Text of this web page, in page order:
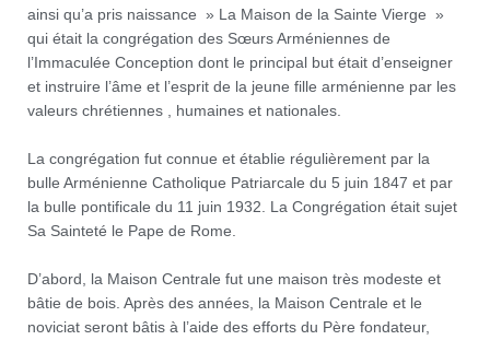
ainsi qu’a pris naissance » La Maison de la Sainte Vierge »
qui était la congrégation des Sœurs Arméniennes de
l’Immaculée Conception dont le principal but était d’enseigner
et instruire l’âme et l’esprit de la jeune fille arménienne par les
valeurs chrétiennes , humaines et nationales.
La congrégation fut connue et établie régulièrement par la
bulle Arménienne Catholique Patriarcale du 5 juin 1847 et par
la bulle pontificale du 11 juin 1932. La Congrégation était sujet
Sa Sainteté le Pape de Rome.
D’abord, la Maison Centrale fut une maison très modeste et
bâtie de bois. Après des années, la Maison Centrale et le
noviciat seront bâtis à l’aide des efforts du Père fondateur,